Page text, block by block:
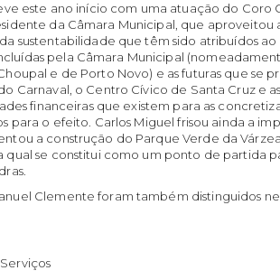
este ano início com uma atuação do Coro
da Câmara Municipal, que aproveitou
sustentabilidade que têm sido atribuídos ao
pela Câmara Municipal
e de Porto Novo) e as futuras que se
Carnaval, o Centro Cívico de Santa Cruz e
financeiras que existem para as
para o efeito. Carlos Miguel frisou ainda a
a construção do Parque Verde da
qual se constitui como um ponto de partida
Clemente foram também distinguidos